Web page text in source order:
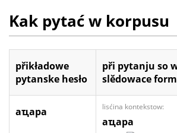
Kak pytać w korpusu
přikładowe
pytanske hesło
při pytanju so
slědowace
аҵара lisćina kontekstow:
аҵара